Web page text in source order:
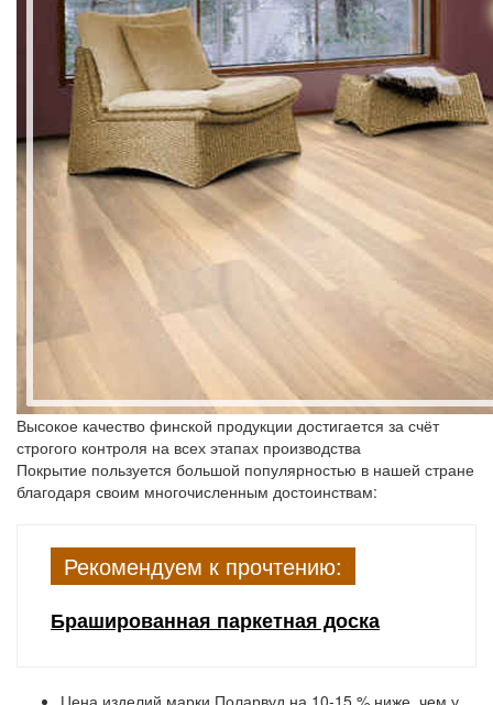
Высокое качество финской продукции достигается за счёт
строгого контроля на всех этапах производства
Покрытие пользуется большой популярностью в нашей стране
благодаря своим многочисленным достоинствам:
Рекомендуем к прочтению:
Брашированная паркетная доска
Цена изделий марки Поларвуд на 10-15 % ниже, чем у